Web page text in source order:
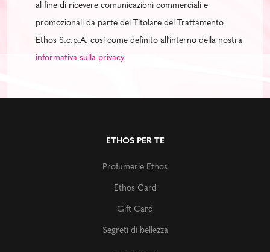
al fine di ricevere comunicazioni commerciali e
promozionali da parte del Titolare del Trattamento
Ethos S.c.p.A. così come definito all'interno della nostra
informativa sulla privacy
ETHOS PER TE
Profumerie Ethos
Ethos Card
Gift Card
Segreti di bellezza